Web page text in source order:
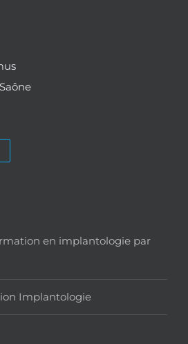
en implantologie par
Implantologie